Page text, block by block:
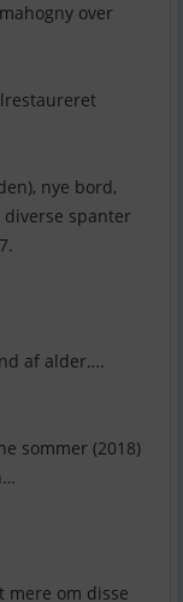
over
nye bord,
diverse spanter
af alder….
sommer (2018)
mere om disse